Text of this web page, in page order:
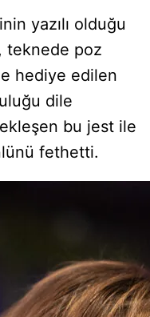
yazılı olduğu
teknede poz
hediye edilen
dile
bu jest ile
fethetti.